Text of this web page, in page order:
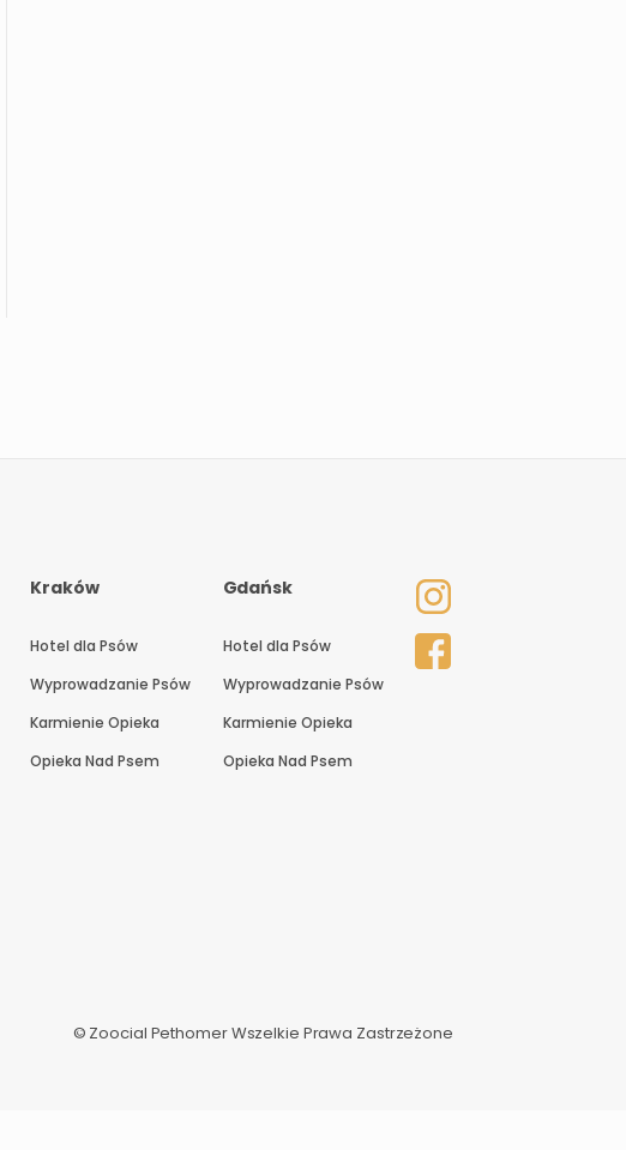
Kraków
Hotel dla Psów
Wyprowadzanie Psów
Karmienie Opieka
Opieka Nad Psem
Gdańsk
Hotel dla Psów
Wyprowadzanie Psów
Karmienie Opieka
Opieka Nad Psem
© Zoocial Pethomer Wszelkie Prawa Zastrzeżone